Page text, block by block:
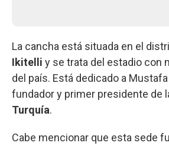
La cancha está situada en el
Ikitelli y se trata del estadio con
del país. Está dedicado a Mustafa
fundador y primer presidente de
Turquía.
Cabe mencionar que esta sede